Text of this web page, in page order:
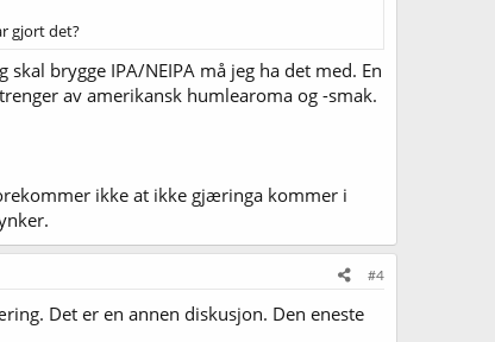
gjort det?
brygge IPA/NEIPA må jeg ha det med. En
av amerikansk humlearoma og -smak.
ikke at ikke gjæringa kommer i
#4
Det er en annen diskusjon. Den eneste